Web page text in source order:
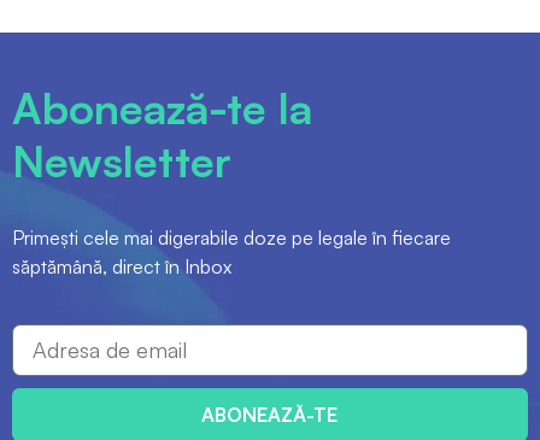
Abonează-te la
Newsletter
Primești cele mai digerabile doze pe legale în fiecare
săptămână, direct în Inbox
ABONEAZĂ-TE